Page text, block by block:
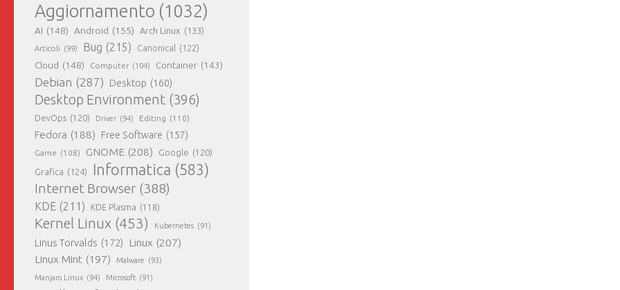
Aggiornamento (1032)
AI (148) Android (155) Arch Linux (133)
Articoli (99) Bug (215) Canonical (122)
Cloud (148) Computer (104) Container (143)
Debian (287) Desktop (160)
Desktop Environment (396)
DevOps (120) Driver (94) Editing (110)
Fedora (188) Free Software (157)
Game (108) GNOME (208) Google (120)
Grafica (124) Informatica (583)
Internet Browser (388)
KDE (211) KDE Plasma (118)
Kernel Linux (453) Kubernetes (91)
Linus Torvalds (172) Linux (207)
Linux Mint (197) Malware (93)
Manjaro Linux (94) Microsoft (91)